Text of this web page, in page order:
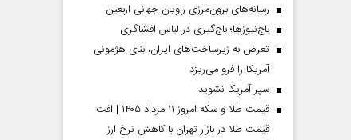
رسانه‌های برون‌مرزی راویان جهانی اربعین
باج‌نیوزها؛ باج‌گیری در لباس افشاگری
تعرض به زیرساخت‌های ایران، بنای هژمونی
آمریکا را فرو می‌ریزد
سپر آمریکا نشوید
قیمت طلا و سکه امروز ۱۱ مرداد ۱۴۰۵ | افت
قیمت طلا در بازار تهران با کاهش نرخ ارز
صفحات نخست‌روزنامه‌ها‌ی‌چهارشنبه‌۷‌مردادماه